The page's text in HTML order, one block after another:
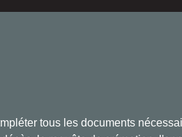
tous les documents